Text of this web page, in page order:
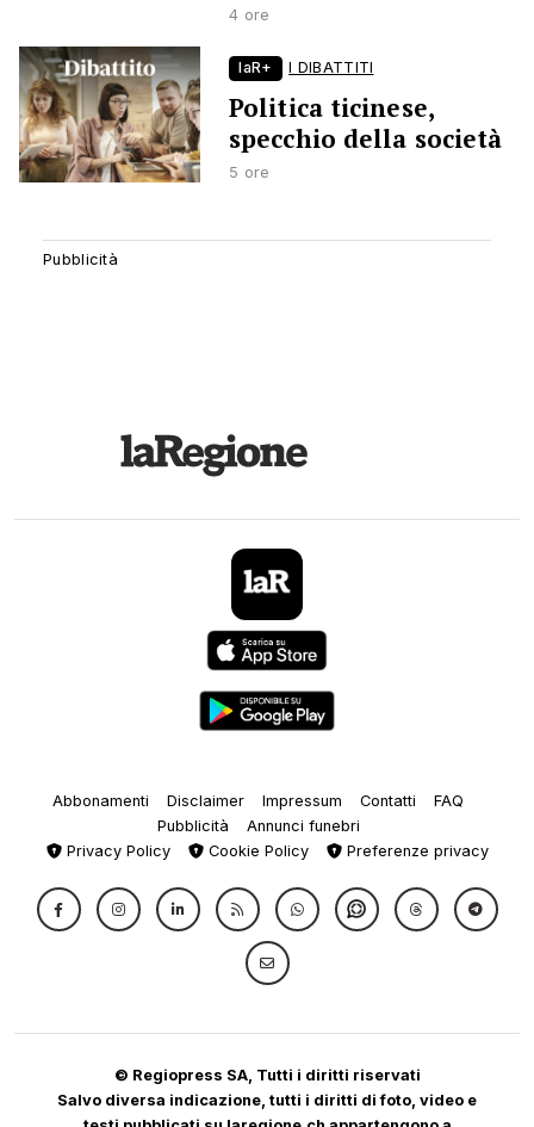
4 ore
laR+ I DIBATTITI
Politica ticinese,
specchio della società
5 ore
Abbonamenti Disclaimer Impressum Contatti
FAQ
Pubblicità
Annunci funebri
Privacy Policy
Cookie Policy Preferenze privacy
© Regiopress SA, Tutti i diritti riservati
Salvo diversa indicazione, tutti i diritti di foto, video e